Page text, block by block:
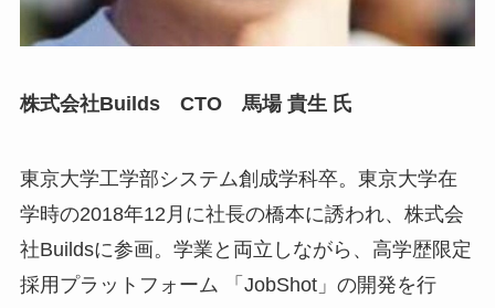
株式会社Builds CTO 馬場 貴生 氏
東京大学工学部システム創成学科卒。東京大学在
学時の2018年12月に社長の橋本に誘われ、株式会
社Buildsに参画。学業と両立しながら、高学歴限定
採用プラットフォーム 「JobShot」の開発を行